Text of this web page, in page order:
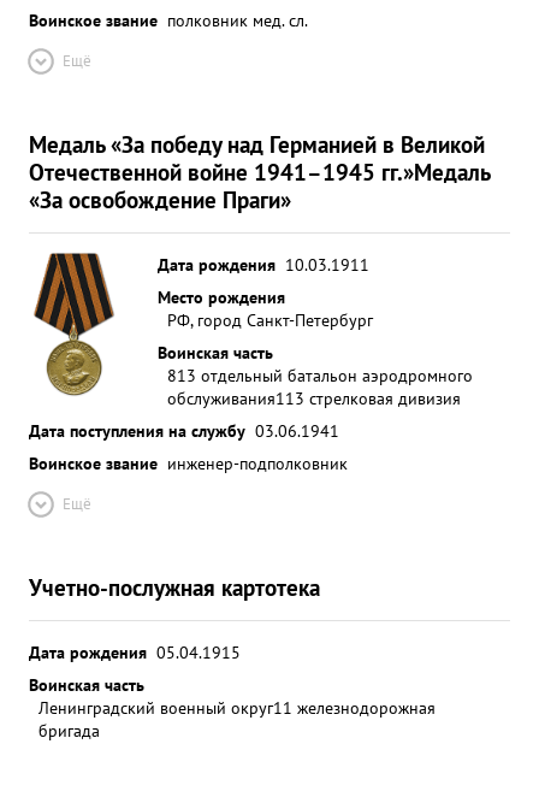
Воинское звание полковник мед. сл.
Ещё
Медаль «За победу над Германией в Великой
Отечественной войне 1941–1945 гг.»Медаль
«За освобождение Праги»
Дата рождения 10.03.1911
Место рождения
РФ, город Санкт-Петербург
Воинская часть
813 отдельный батальон аэродромного
обслуживания113 стрелковая дивизия
Дата поступления на службу 03.06.1941
Воинское звание инженер-подполковник
Ещё
Учетно-послужная картотека
Дата рождения 05.04.1915
Воинская часть
Ленинградский военный округ11 железнодорожная
бригада